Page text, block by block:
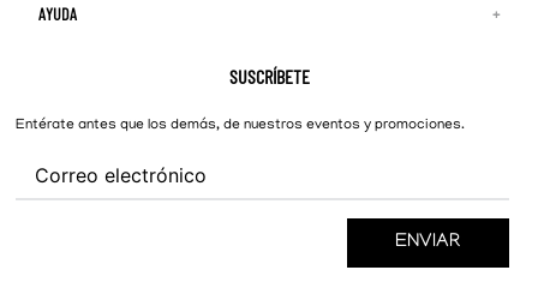
Reebok
Quiénes Somos
AYUDA +
SUSCRÍBETE
Entérate antes que los demás, de nuestros eventos y promociones.
ENVIAR